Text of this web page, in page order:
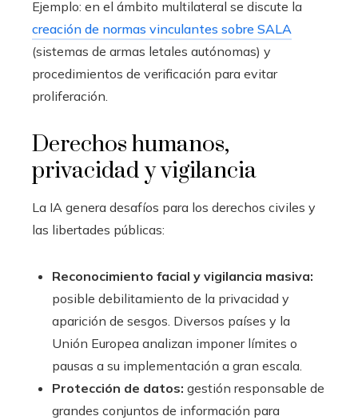
Ejemplo: en el ámbito multilateral se discute la
creación de normas vinculantes sobre SALA
(sistemas de armas letales autónomas) y
procedimientos de verificación para evitar
proliferación.
Derechos humanos,
privacidad y vigilancia
La IA genera desafíos para los derechos civiles y
las libertades públicas:
Reconocimiento facial y vigilancia masiva:
posible debilitamiento de la privacidad y
aparición de sesgos. Diversos países y la
Unión Europea analizan imponer límites o
pausas a su implementación a gran escala.
Protección de datos: gestión responsable de
grandes conjuntos de información para